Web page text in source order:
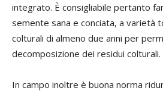
integrato. È consigliabile pertanto
semente sana e conciata, a varietà
colturali di almeno due anni per
decomposizione dei residui colturali.
In campo inoltre è buona norma